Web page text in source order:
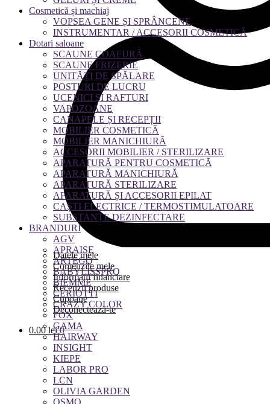
Datele mele
Comenzile mele
Informații financiare
Recenzii produse
Cupoane
Deconectează-te
0.00lei 0
Cosmetică și machiaj
VOPSEA GENE ȘI SPRÂNCENE
INSTRUMENTAR / ACCESORII COSMETICĂ
Dotari saloane
SCAUNE COAFURĂ
SCAUNE FRIZERIE
UNITĂȚI DE SPĂLARE
POSTURI DE LUCRU
UCENICI ȘI RAFTURI
VAPOZOANE
CANAPELE ȘI RECEPȚII
MOBILIER COSMETICĂ
MOBILIER MANICHIURĂ
ACCESORII MOBILIER / STERILIZARE
APARATURĂ PENTRU COSMETICĂ
APARATURĂ MANICHIURĂ
APARATURĂ STERILIZARE
APARATURĂ ȘI ACCESORII EPILAT
CAȘTI ELECTRICE / TERMOSTIMULATOARE
SUBSTANȚE DEZINFECTARE
BRANDURI
AGV
APRAISE
ARTEGO
BABYLISSPRO
BIEMME
CERIOTTI
CRAZY COLOR
FOX
GAMA
HAIRWAY
INSIGHT
KIEPE
LABOR PRO
LCN
OLIVIA GARDEN
OSMO